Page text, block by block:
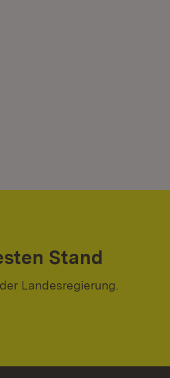
Stand
Landesregierung.